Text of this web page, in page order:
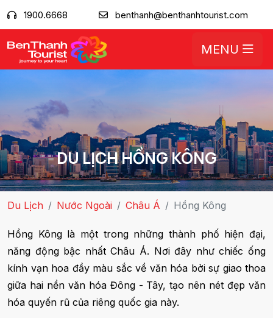
1900.6668 benthanh@benthanhtourist.com
MENU
DU LỊCH HỒNG KÔNG
Du Lịch Nước Ngoài Châu Á Hồng Kông
Hồng Kông là một trong những thành phố hiện đại,
năng động bậc nhất Châu Á. Nơi đây như chiếc ống
kính vạn hoa đầy màu sắc về văn hóa bởi sự giao thoa
giữa hai nền văn hóa Đông - Tây, tạo nên nét đẹp văn
hóa quyến rũ của riêng quốc gia này.